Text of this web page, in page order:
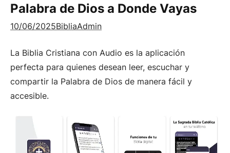
Palabra de Dios a Donde Vayas
10/06/2025BibliaAdmin
La Biblia Cristiana con Audio es la aplicación
perfecta para quienes desean leer, escuchar y
compartir la Palabra de Dios de manera fácil y
accesible.